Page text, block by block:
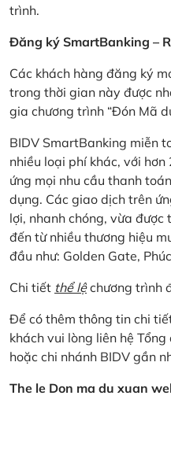
trình.
Đăng ký SmartBanking –
Các khách hàng đăng ký
trong thời gian này được
gia chương trình “Đón Mã
BIDV SmartBanking miễn
nhiều loại phí khác, với
ứng mọi nhu cầu thanh
dụng. Các giao dịch trên
lợi, nhanh chóng, vừa
đến từ nhiều thương hiệu
đầu như: Golden Gate,
Chi tiết thể lệchương trình
Để có thêm thông tin chi
khách vui lòng liên hệ
hoặc chi nhánh BIDV gần
The le Don ma du xuan